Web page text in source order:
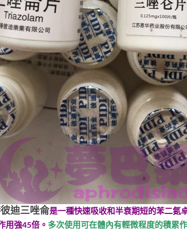
迪三唑侖是一種快速吸收和半衰期短的苯二氮
用強45倍。 多次使用可在體內有輕微程度的積累